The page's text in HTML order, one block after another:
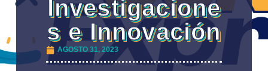
Investigacione
s e Innovación
AGOSTO 31, 2023